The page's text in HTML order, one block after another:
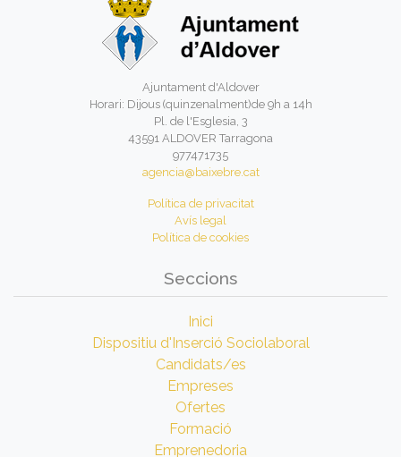
Ajuntament d'Aldover
Horari: Dijous (quinzenalment)de 9h a 14h
Pl. de l'Esglesia, 3
43591 ALDOVER Tarragona
977471735
agencia@baixebre.cat
Política de privacitat
Avís legal
Política de cookies
Seccions
Inici
Dispositiu d'Inserció Sociolaboral
Candidats/es
Empreses
Ofertes
Formació
Emprenedoria